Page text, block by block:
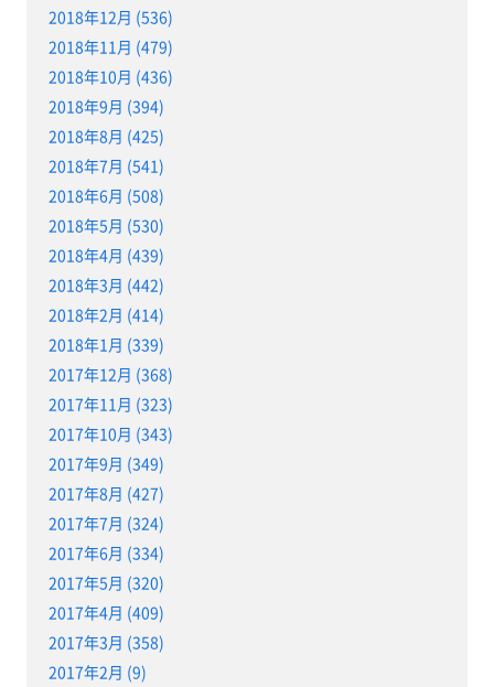
2018年12月 (536)
2018年11月 (479)
2018年10月 (436)
2018年9月 (394)
2018年8月 (425)
2018年7月 (541)
2018年6月 (508)
2018年5月 (530)
2018年4月 (439)
2018年3月 (442)
2018年2月 (414)
2018年1月 (339)
2017年12月 (368)
2017年11月 (323)
2017年10月 (343)
2017年9月 (349)
2017年8月 (427)
2017年7月 (324)
2017年6月 (334)
2017年5月 (320)
2017年4月 (409)
2017年3月 (358)
2017年2月 (9)